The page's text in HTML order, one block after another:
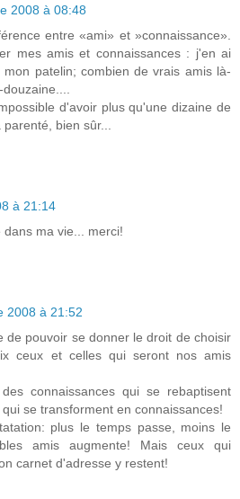
2008 à 08:48
entre «ami» et »connaissance».
mes amis et connaissances : j'en ai
patelin; combien de vrais amis là-
d'avoir plus qu'une dizaine de
bien sûr...
à 21:14
dans ma vie... merci!
2008 à 21:52
de pouvoir se donner le droit de choisir
ceux et celles qui seront nos amis
connaissances qui se rebaptisent
se transforment en connaissances!
plus le temps passe, moins le
amis augmente! Mais ceux qui
carnet d'adresse y restent!